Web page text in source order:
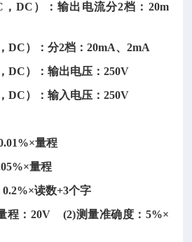
DC）：输出电流分2档：20m
DC）：分2档：20mA、2mA
DC）：输出电压：250V
DC）：输入电压：250V
量程
量程
读数+3个字
程：20V (2)测量准确度：5%×